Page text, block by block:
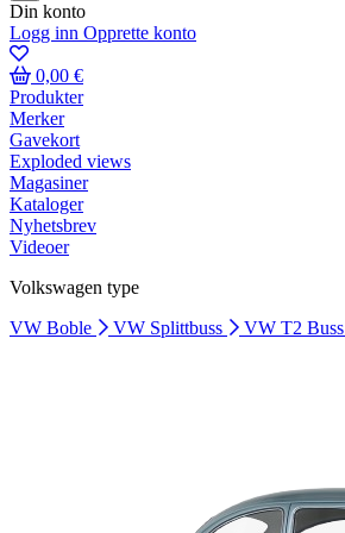
Din konto
Logg inn Opprette konto
0,00 €
Produkter
Merker
Gavekort
Exploded views
Magasiner
Kataloger
Nyhetsbrev
Videoer
Volkswagen type
VW Boble
VW Splittbuss VW T2 Buss